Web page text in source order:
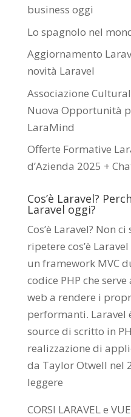
business oggi
Lo spagnolo nel
Aggiornamento
novità Laravel
Associazione
Nuova Opportunità
LaraMind
Offerte Formative
d’Azienda 2025 +
Cos’è Laravel?
Laravel oggi?
Cos’è Laravel? Non
ripetere cos’è
un framework MVC
codice PHP che
web a rendere i
performanti. Laravel
source di scritto in
realizzazione di
da Taylor Otwell nel
leggere
CORSI LARAVEL e